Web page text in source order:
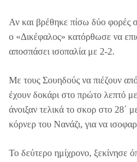
Αν και βρέθηκε πίσω δύο φορές
ο «Δικέφαλος» κατόρθωσε να
αποσπάσει ισοπαλία με 2-2.
Με τους Σουηδούς να πιέζουν
έχουν δοκάρι στο πρώτο λεπτό
άνοιξαν τελικά το σκορ στο 28΄
κόρνερ του Νανάζι, για να
Το δεύτερο ημίχρονο, ξεκίνησε